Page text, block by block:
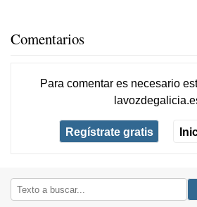
Comentarios
Para comentar es necesario
Regístrate gratis